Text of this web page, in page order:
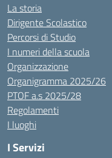
La storia
Dirigente Scolastico
Percorsi di Studio
I numeri della scuola
Organizzazione
Organigramma 2025/26
PTOF a.s 2025/28
Regolamenti
I luoghi
I Servizi